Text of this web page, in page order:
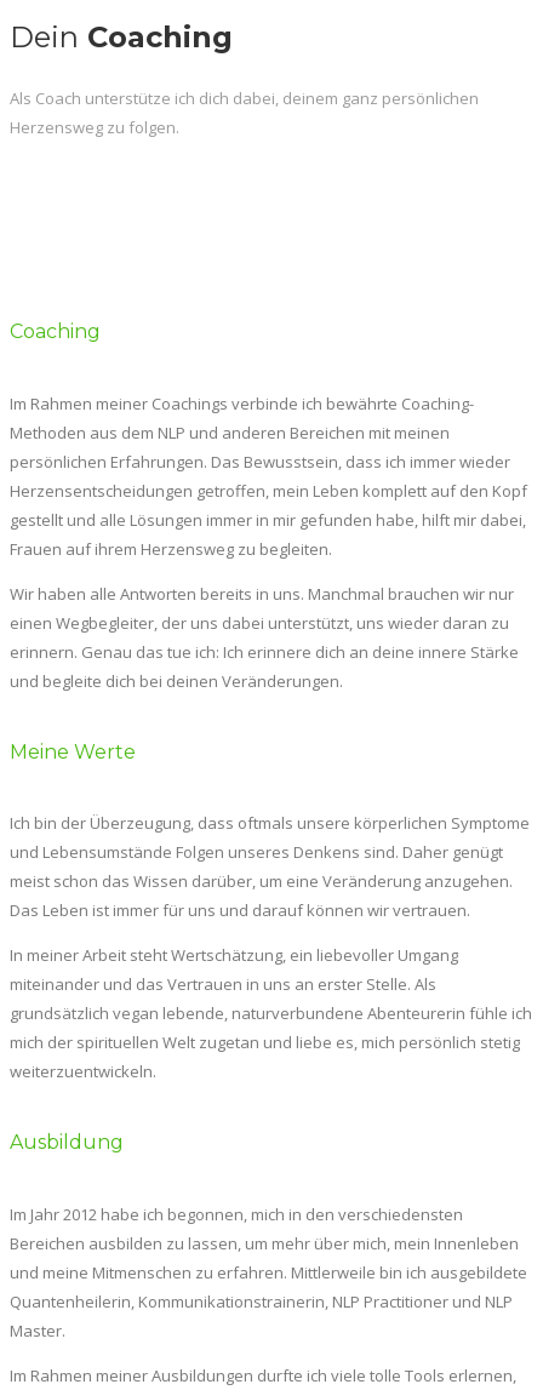
Dein Coaching
Als Coach unterstütze ich dich dabei, deinem ganz persönlichen
Herzensweg zu folgen.
Coaching
Im Rahmen meiner Coachings verbinde ich bewährte Coaching-
Methoden aus dem NLP und anderen Bereichen mit meinen
persönlichen Erfahrungen. Das Bewusstsein, dass ich immer wieder
Herzensentscheidungen getroffen, mein Leben komplett auf den Kopf
gestellt und alle Lösungen immer in mir gefunden habe, hilft mir dabei,
Frauen auf ihrem Herzensweg zu begleiten.
Wir haben alle Antworten bereits in uns. Manchmal brauchen wir nur
einen Wegbegleiter, der uns dabei unterstützt, uns wieder daran zu
erinnern. Genau das tue ich: Ich erinnere dich an deine innere Stärke
und begleite dich bei deinen Veränderungen.
Meine Werte
Ich bin der Überzeugung, dass oftmals unsere körperlichen Symptome
und Lebensumstände Folgen unseres Denkens sind. Daher genügt
meist schon das Wissen darüber, um eine Veränderung anzugehen.
Das Leben ist immer für uns und darauf können wir vertrauen.
In meiner Arbeit steht Wertschätzung, ein liebevoller Umgang
miteinander und das Vertrauen in uns an erster Stelle. Als
grundsätzlich vegan lebende, naturverbundene Abenteurerin fühle ich
mich der spirituellen Welt zugetan und liebe es, mich persönlich stetig
weiterzuentwickeln.
Ausbildung
Im Jahr 2012 habe ich begonnen, mich in den verschiedensten
Bereichen ausbilden zu lassen, um mehr über mich, mein Innenleben
und meine Mitmenschen zu erfahren. Mittlerweile bin ich ausgebildete
Quantenheilerin, Kommunikationstrainerin, NLP Practitioner und NLP
Master.
Im Rahmen meiner Ausbildungen durfte ich viele tolle Tools erlernen,